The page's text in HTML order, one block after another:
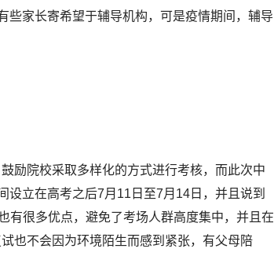
些家长寄希望于辅导机构，可是疫情期间，辅导
励院校采取多样化的方式进行考核，而此次中
设立在高考之后7月11日至7月14日，并且说到
有很多优点，避免了考场人群高度集中，并且在
也不会因为环境陌生而感到紧张，有父母陪